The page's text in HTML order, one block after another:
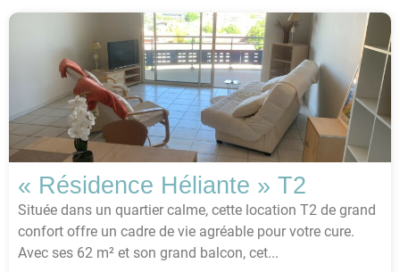
« Résidence Héliante » T2
Située dans un quartier calme, cette location T2 de grand
confort offre un cadre de vie agréable pour votre cure.
Avec ses 62 m² et son grand balcon, cet...